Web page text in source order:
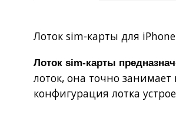
Лоток sim-карты для
Лоток sim-карты
лоток, она точно занимает
конфигурация лотка